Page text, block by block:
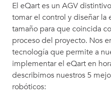
El eQart es un AGV
tomar el control y diseñar la
tamaño para que coincida
proceso del proyecto. Nos
tecnología que permite a
implementar el eQart en
describimos nuestros 5
robóticos: